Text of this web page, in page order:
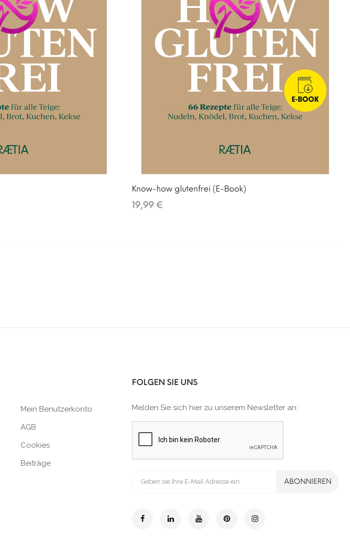
Know-how glutenfrei (E-Book)
19,99 €
Mein Benutzerkonto
AGB
Cookies
Beiträge
FOLGEN SIE UNS
Melden Sie sich hier zu unserem Newsletter an:
ABONNIEREN